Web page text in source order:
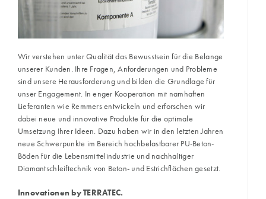
Wir verstehen unter Qualität das Bewusstsein für die Belange
unserer Kunden. Ihre Fragen, Anforderungen und Probleme
sind unsere Herausforderung und bilden die Grundlage für
unser Engagement. In enger Kooperation mit namhaften
Lieferanten wie Remmers entwickeln und erforschen wir
dabei neue und innovative Produkte für die optimale
Umsetzung Ihrer Ideen. Dazu haben wir in den letzten Jahren
neue Schwerpunkte im Bereich hochbelastbarer PU-Beton-
Böden für die Lebensmittelindustrie und nachhaltiger
Diamantschleiftechnik von Beton- und Estrichflächen gesetzt.
Innovationen by TERRATEC.